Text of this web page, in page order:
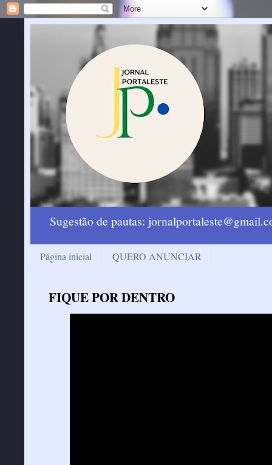
Sugestão de pautas:
Página inicial QUERO ANUNCIAR
FIQUE POR DENTRO